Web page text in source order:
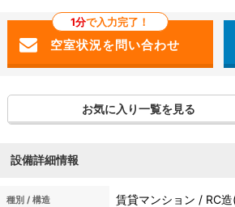
1分で入力完了！
お気に入り一覧を見る
設備詳細情報
種別 / 構造 賃貸マンション / RC